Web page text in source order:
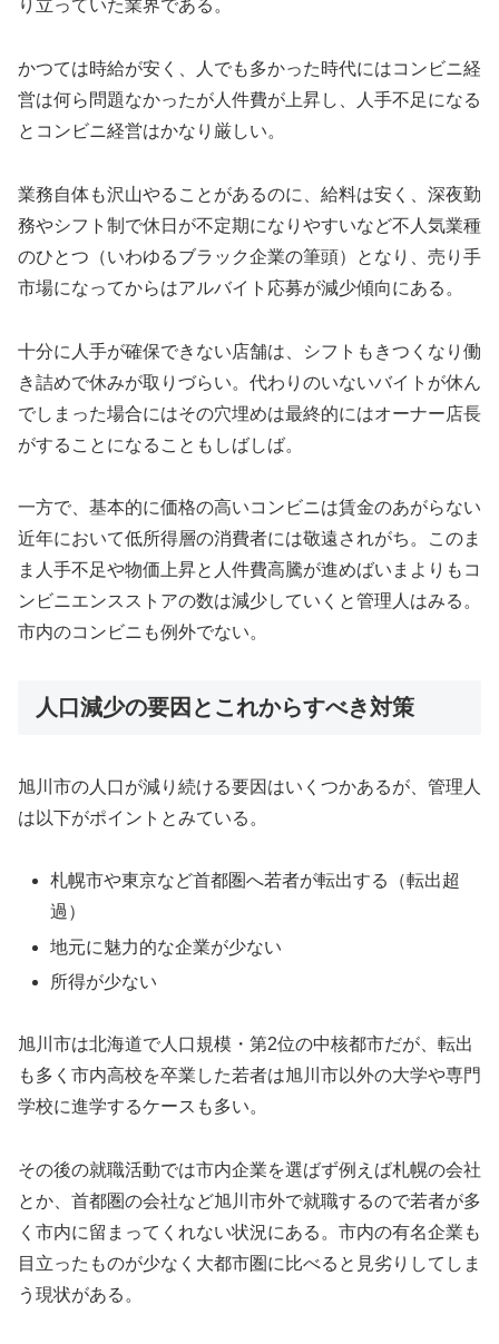
り立っていた業界である。
かつては時給が安く、人でも多かった時代にはコンビニ経
営は何ら問題なかったが人件費が上昇し、人手不足になる
とコンビニ経営はかなり厳しい。
業務自体も沢山やることがあるのに、給料は安く、深夜勤
務やシフト制で休日が不定期になりやすいなど不人気業種
のひとつ（いわゆるブラック企業の筆頭）となり、売り手
市場になってからはアルバイト応募が減少傾向にある。
十分に人手が確保できない店舗は、シフトもきつくなり働
き詰めで休みが取りづらい。代わりのいないバイトが休ん
でしまった場合にはその穴埋めは最終的にはオーナー店長
がすることになることもしばしば。
一方で、基本的に価格の高いコンビニは賃金のあがらない
近年において低所得層の消費者には敬遠されがち。このま
ま人手不足や物価上昇と人件費高騰が進めばいまよりもコ
ンビニエンスストアの数は減少していくと管理人はみる。
市内のコンビニも例外でない。
人口減少の要因とこれからすべき対策
旭川市の人口が減り続ける要因はいくつかあるが、管理人
は以下がポイントとみている。
札幌市や東京など首都圏へ若者が転出する（転出超
過）
地元に魅力的な企業が少ない
所得が少ない
旭川市は北海道で人口規模・第2位の中核都市だが、転出
も多く市内高校を卒業した若者は旭川市以外の大学や専門
学校に進学するケースも多い。
その後の就職活動では市内企業を選ばず例えば札幌の会社
とか、首都圏の会社など旭川市外で就職するので若者が多
く市内に留まってくれない状況にある。市内の有名企業も
目立ったものが少なく大都市圏に比べると見劣りしてしま
う現状がある。